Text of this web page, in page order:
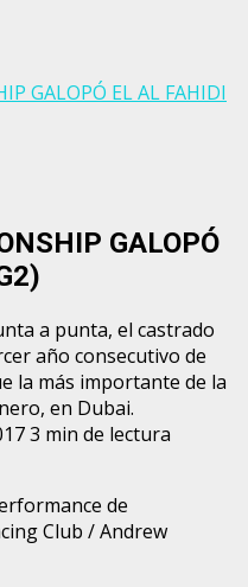
GALOPÓ EL AL FAHIDI
GALOPÓ
a punta, el castrado
año consecutivo de
la más importante de la
en Dubai.
3 min de lectura
de
Club / Andrew